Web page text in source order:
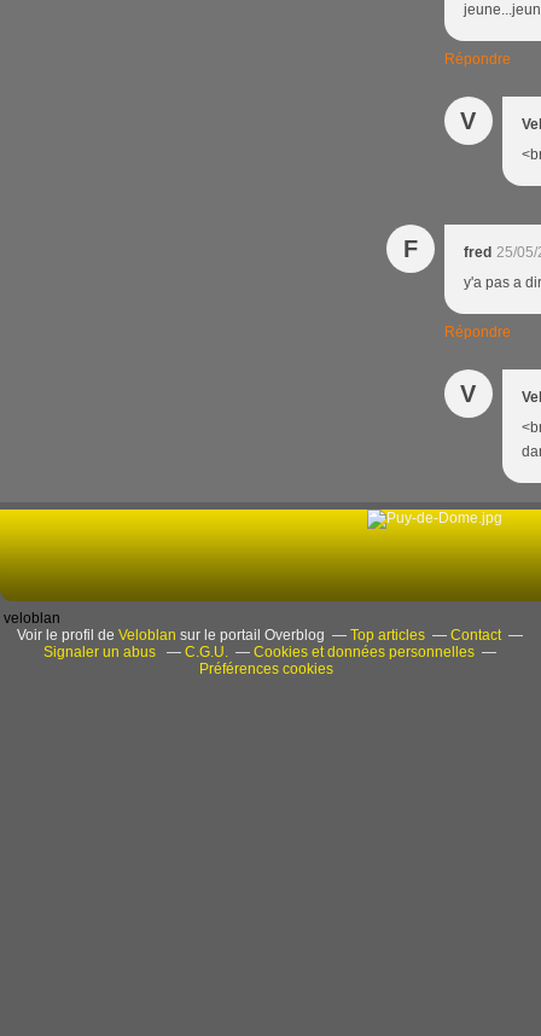
Répondre
V
F fred 25/05/
y'a pas a
Répondre
V
veloblan
Voir le profil deVeloblan sur le portail Overblog Top articles
Contact
Signaler un abus
C.G.U.
Cookies et données personnelles
Préférences cookies